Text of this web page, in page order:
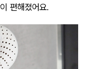
편해졌어요.